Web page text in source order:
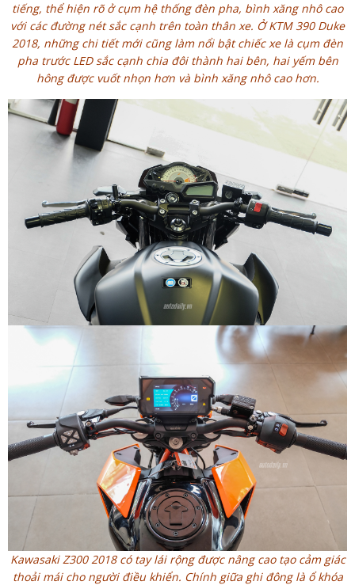
tiếng, thể hiện rõ ở cụm hệ thống đèn pha, bình xăng nhô cao
với các đường nét sắc cạnh trên toàn thân xe. Ở KTM 390 Duke
2018, những chi tiết mới cũng làm nổi bật chiếc xe là cụm đèn
pha trước LED sắc cạnh chia đôi thành hai bên, hai yếm bên
hông được vuốt nhọn hơn và bình xăng nhô cao hơn.
Kawasaki Z300 2018 có tay lái rộng được nâng cao tạo cảm giác
thoải mái cho người điều khiển. Chính giữa ghi đông là ổ khóa